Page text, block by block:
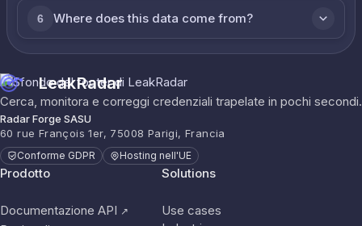
6 Where does this data come from?
LeakRadar
Cerca, monitora e correggi credenziali trapelate in pochi secondi.
Radar Forge SASU
60 rue François 1er, 75008 Parigi, Francia
Conforme GDPR Hosting nell'UE
Prodotto
Documentazione API ↗
Solutions
Use cases